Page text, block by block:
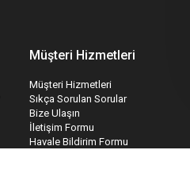
Müşteri Hizmetleri
Müşteri Hizmetleri
Sıkça Sorulan Sorular
Bize Ulaşın
İletişim Formu
Havale Bildirim Formu